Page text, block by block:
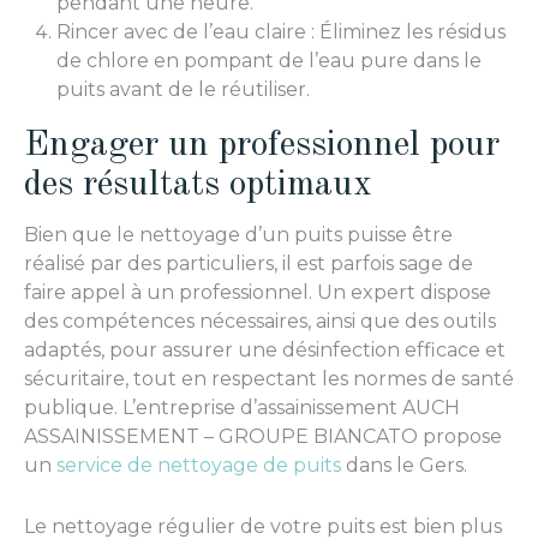
Rincer avec de l’eau claire : Éliminez les résidus
de chlore en pompant de l’eau pure dans le
puits avant de le réutiliser.
Engager un professionnel pour
des résultats optimaux
Bien que le nettoyage d’un puits puisse être
réalisé par des particuliers, il est parfois sage de
faire appel à un professionnel. Un expert dispose
des compétences nécessaires, ainsi que des outils
adaptés, pour assurer une désinfection efficace et
sécuritaire, tout en respectant les normes de santé
publique. L’entreprise d’assainissement AUCH
ASSAINISSEMENT – GROUPE BIANCATO propose
un service de nettoyage de puits dans le Gers.
Le nettoyage régulier de votre puits est bien plus